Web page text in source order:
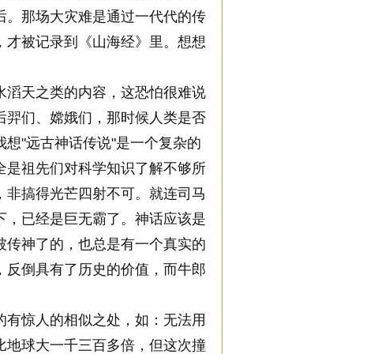
那场大灾难是通过一代代的传
被记录到《山海经》里。想想
天之类的内容，这恐怕很难说
们、嫦娥们，那时候人类是否
"远古神话传说"是一个复杂的
祖先们对科学知识了解不够所
搞得光芒四射不可。就连司马
已经是巨无霸了。神话应该是
神了的，也总是有一个真实的
倒具有了历史的价值，而牛郎
惊人的相似之处，如：无法用
球大一千三百多倍，但这次撞